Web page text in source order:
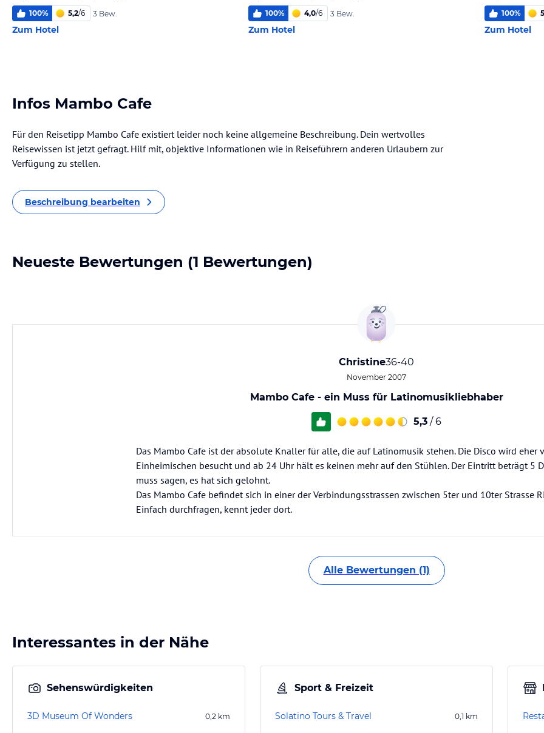
100% 5,2/6 3 Bew.
Zum Hotel
100% 4,0/6 3 Bew.
Zum Hotel
100%
Zum Hotel
Infos Mambo Cafe
Für den Reisetipp Mambo Cafe existiert leider noch keine allgemeine Beschreibung. Dein wertvolles
Reisewissen ist jetzt gefragt. Hilf mit, objektive Informationen wie in Reiseführern anderen Urlaubern zur
Verfügung zu stellen.
Beschreibung bearbeiten
Neueste Bewertungen (1 Bewertungen)
Christine36-40
November 2007
Mambo Cafe - ein Muss für Latinomusikliebhaber
5,3 / 6
Das Mambo Cafe ist der absolute Knaller für alle, die auf Latinomusik stehen. Die Disco wird eher
Einheimischen besucht und ab 24 Uhr hält es keinen mehr auf den Stühlen. Der Eintritt beträgt 5
muss sagen, es hat sich gelohnt.
Das Mambo Cafe befindet sich in einer der Verbindungsstrassen zwischen 5ter und 10ter Strasse
Einfach durchfragen, kennt jeder dort.
Alle Bewertungen (1)
Interessantes in der Nähe
Sehenswürdigkeiten
3D Museum Of Wonders 0,2 km
Sport & Freizeit
Solatino Tours & Travel 0,1 km